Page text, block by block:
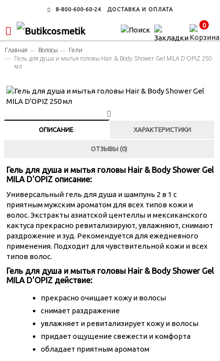
8-800-600-60-24 ДОСТАВКА И ОПЛАТА
0
Главная Волосы
Гели
Гель для душа и мытья головы Hair & Body Shower Gel MILA D'OPIZ 250
мл
ОПИСАНИЕ ХАРАКТЕРИСТИКИ
ОТЗЫВЫ (0)
Гель для душа и мытья головы Hair & Body Shower Gel
MILA D'OPIZ описание:
Универсальный гель для душа и шампунь 2 в 1 с
приятным мужским ароматом для всех типов кожи и
волос. Экстракты азиатской центеллы и мексиканского
кактуса прекрасно ревитализируют, увлажняют, снимают
раздрожение и зуд. Рекомендуется для ежедневного
применения. Подходит для чувствительной кожи и всех
типов волос.
Гель для душа и мытья головы Hair & Body Shower Gel
MILA D'OPIZ действие:
прекрасно очищает кожу и волосы
снимает раздражение
увлажняет и ревитализирует кожу и волосы
придает ощущение свежести и комфорта
обладает приятным ароматом